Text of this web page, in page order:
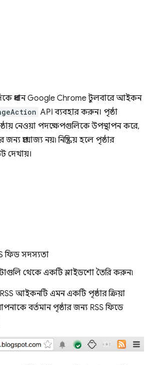
প্রধান Google Chrome টুলবারে আইকন
API ব্যবহার করুন। পৃষ্ঠা
নেওয়া পদক্ষেপগুলিকে উপস্থাপন করে,
প্রযোজ্য নয়৷ নিষ্ক্রিয় হলে পৃষ্ঠার
দেখায়।
ফিড সদস্যতা
থেকে একটি স্লাইডশো তৈরি করুন৷
RSS আইকনটি এমন একটি পৃষ্ঠার ক্রিয়া
বর্তমান পৃষ্ঠার জন্য RSS ফিডে